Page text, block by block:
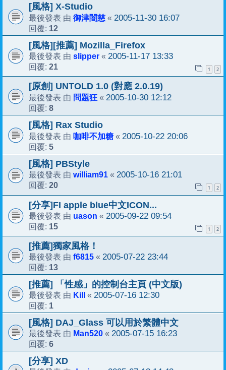
[風格] X-Studio
最後發表 由 御津闇慈 « 2005-11-30 16:07
回覆: 12
[風格][推薦] Mozilla_Firefox
最後發表 由 slipper « 2005-11-17 13:33
回覆: 21 1 2
[原創] UNTOLD 1.0 (對應 2.0.19)
最後發表 由 問題狂 « 2005-10-30 12:12
回覆: 8
[風格] Rax Studio
最後發表 由 咖啡不加糖 « 2005-10-22 20:06
回覆: 5
[風格] PBStyle
最後發表 由 william91 « 2005-10-16 21:01
回覆: 20 1 2
[分享]FI apple blue中文ICON...
最後發表 由 uason « 2005-09-22 09:54
回覆: 15 1 2
[推薦]獨家風格！
最後發表 由 f6815 « 2005-07-22 23:44
回覆: 13
[推薦] 「性感」的控制台主頁 (中文版)
最後發表 由 Kill « 2005-07-16 12:30
回覆: 1
[風格] DAJ_Glass 可以用於繁體中文
最後發表 由 Man520 « 2005-07-15 16:23
回覆: 6
[分享] XD